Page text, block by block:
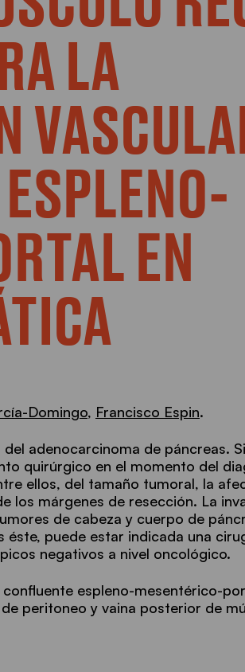
LA
EN
Domingo, Francisco Espin.
adenocarcinoma de páncreas.
quirúrgico en el momento del
ellos, del tamaño tumoral, la
los márgenes de resección. La
de cabeza y cuerpo de
puede estar indicada una
negativos a nivel oncológico.
espleno-mesentérico-
peritoneo y vaina posterior de